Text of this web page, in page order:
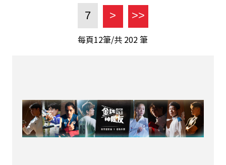
7 > >>
每頁12筆/共 202筆